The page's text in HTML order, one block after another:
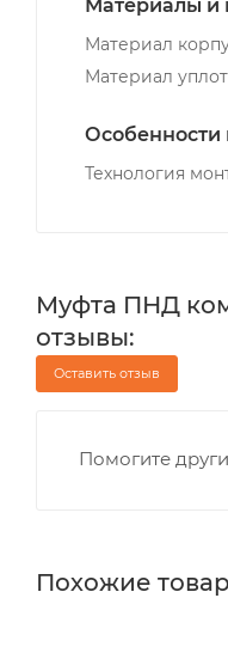
Материалы и
Материал
Материал
Особенности
Технология
Муфта ПНД
отзывы:
Оставить отзыв
Помогите
Похожие